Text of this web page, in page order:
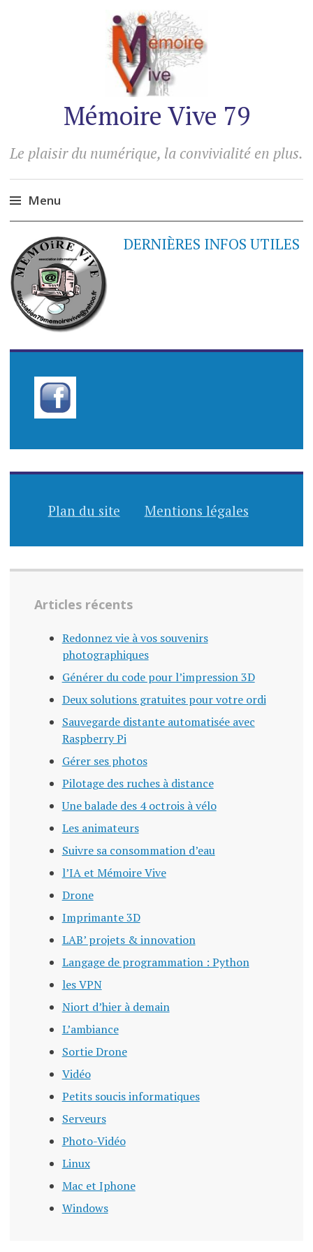
Mémoire Vive 79
Le plaisir du numérique, la convivialité en plus.
Menu
au
contenu
DERNIÈRES INFOS UTILES
Plan du site Mentions légales
Articles récents
Redonnez vie à vos souvenirs
photographiques
Générer du code pour l’impression 3D
Deux solutions gratuites pour votre ordi
Sauvegarde distante automatisée avec
Raspberry Pi
Gérer ses photos
Pilotage des ruches à distance
Une balade des 4 octrois à vélo
Les animateurs
Suivre sa consommation d’eau
l’IA et Mémoire Vive
Drone
Imprimante 3D
LAB’ projets & innovation
Langage de programmation : Python
les VPN
Niort d’hier à demain
L’ambiance
Sortie Drone
Vidéo
Petits soucis informatiques
Serveurs
Photo-Vidéo
Linux
Mac et Iphone
Windows